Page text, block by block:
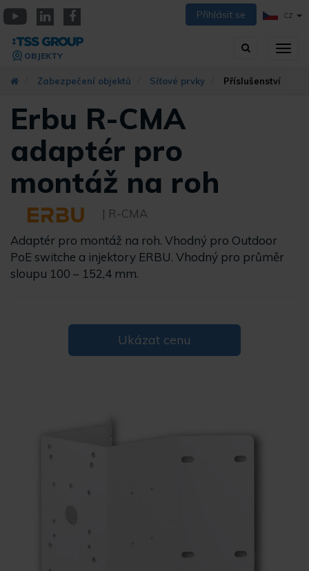
Přejít
k
hlavnímu
obsahu
Přihlásit se CZ
Vyhledávání
OBJEKTY
Zabezpečení objektů Síťové prvky Příslušenství
Erbu R-CMA
adaptér pro
montáž na roh
| R-CMA
Adaptér pro montáž na roh. Vhodný pro Outdoor
PoE switche a injektory ERBU. Vhodný pro průměr
sloupu 100 – 152,4 mm.
Ukázat cenu